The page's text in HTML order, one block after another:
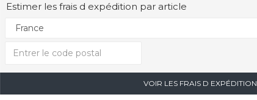
Estimer les frais d expédition par article
VOIR LES FRAIS D EXPÉDITION